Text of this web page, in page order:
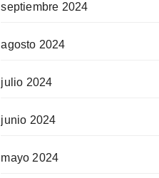
septiembre 2024
agosto 2024
julio 2024
junio 2024
mayo 2024